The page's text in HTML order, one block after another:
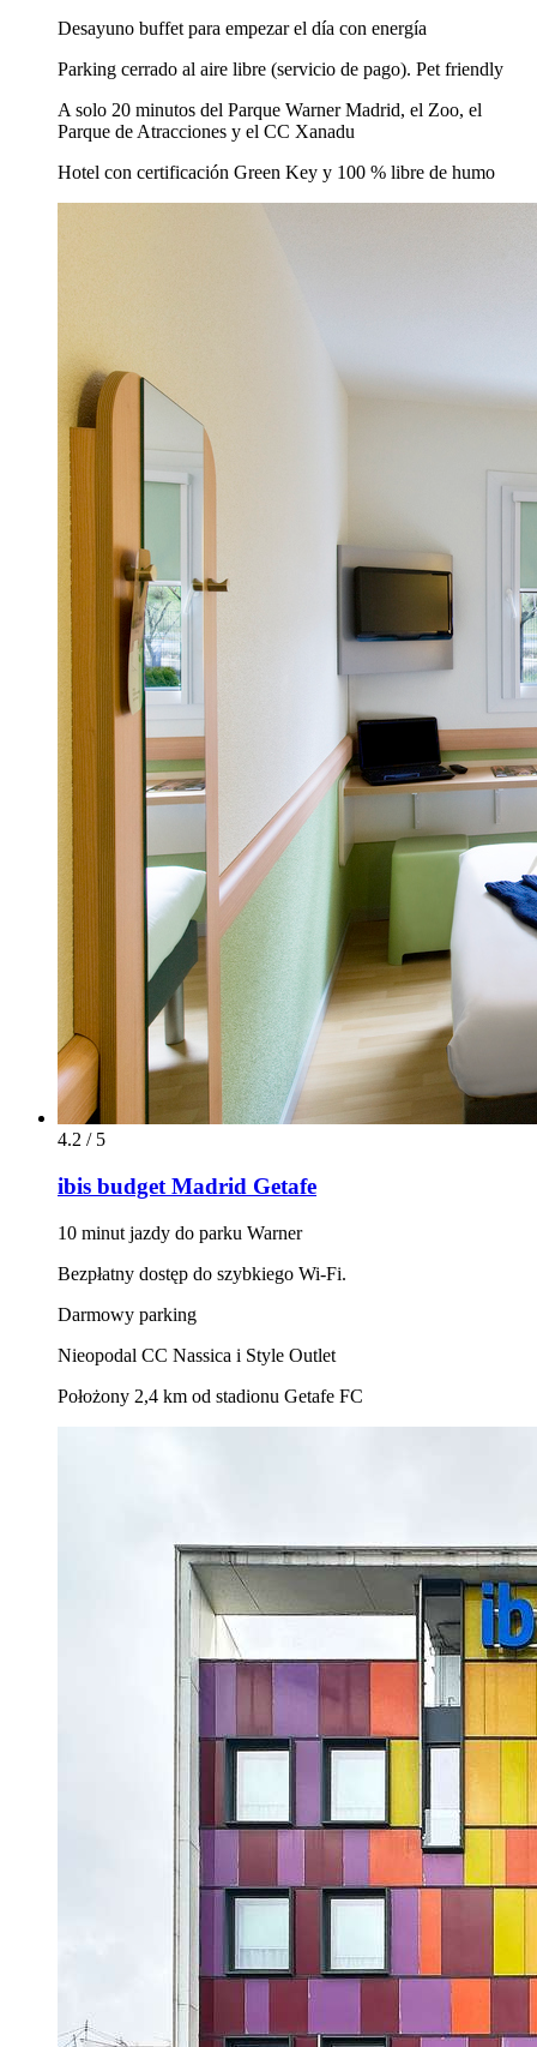
Desayuno buffet para empezar el día con energía
Parking cerrado al aire libre (servicio de pago). Pet friendly
A solo 20 minutos del Parque Warner Madrid, el Zoo, el
Parque de Atracciones y el CC Xanadu
Hotel con certificación Green Key y 100 % libre de humo
4.2 / 5
ibis budget Madrid Getafe
10 minut jazdy do parku Warner
Bezpłatny dostęp do szybkiego Wi-Fi.
Darmowy parking
Nieopodal CC Nassica i Style Outlet
Położony 2,4 km od stadionu Getafe FC